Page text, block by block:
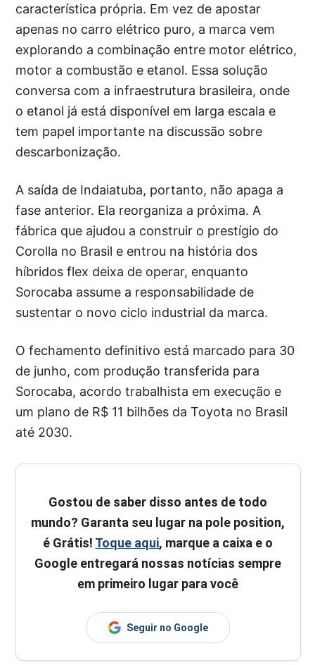
característica própria. Em vez de apostar
apenas no carro elétrico puro, a marca vem
explorando a combinação entre motor elétrico,
motor a combustão e etanol. Essa solução
conversa com a infraestrutura brasileira, onde
o etanol já está disponível em larga escala e
tem papel importante na discussão sobre
descarbonização.
A saída de Indaiatuba, portanto, não apaga a
fase anterior. Ela reorganiza a próxima. A
fábrica que ajudou a construir o prestígio do
Corolla no Brasil e entrou na história dos
híbridos flex deixa de operar, enquanto
Sorocaba assume a responsabilidade de
sustentar o novo ciclo industrial da marca.
O fechamento definitivo está marcado para 30
de junho, com produção transferida para
Sorocaba, acordo trabalhista em execução e
um plano de R$ 11 bilhões da Toyota no Brasil
até 2030.
Gostou de saber disso antes de todo
mundo? Garanta seu lugar na pole position,
é Grátis! Toque aqui, marque a caixa e o
Google entregará nossas notícias sempre
em primeiro lugar para você
Seguir no Google